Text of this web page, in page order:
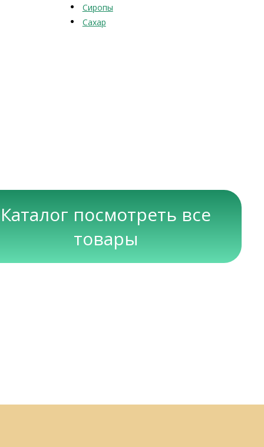
Сиропы
Сахар
Каталог посмотреть все
товары